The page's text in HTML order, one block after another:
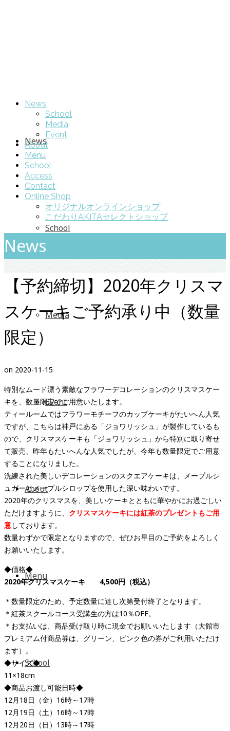
News
School
Media
Event
About
Menu
School
News
School
Media
Event
About
Menu
School
Access
Contact
Online Shop
オリジナルオンラインショップ
こだわりAKITAセレクトショップ
News
【予約締切】2020年クリスマ
スケーキご予約承り中（数量
限定）
on 2020-11-15
特別なムード漂う素敵なフラワーデコレーションのクリスマスケー
キを、数量限定でご用意いたします。
ティールームではフラワーモチーフのカップケーキがたいへん人気
ですが、こちらは神戸にある「ジョワリッシュ」が製作しているも
ので、クリスマスケーキも「ジョワリッシュ」から特別に取り寄せ
て販売、昨年もたいへんな人気でしたが、今年も数量限定でご用意
することになりました。
洗練された美しいデコレーションのスクエアケーキは、メープルシ
ュガーとメープルシロップを使用した深い味わいです。
2020年のクリスマスを、美しいケーキとともに華やかにお過ごしい
ただけますように、 クリスマスケーキには紅茶のプレゼントもご用
意しております。
数量わずかで限定となりますので、ぜひお早目のご予約をよろしく
お願いいたします。
◆価格◆
2020年クリスマスケーキ 4,500円（税込）
＊数量限定のため、予定数量に達し次第受付終了となります。
＊紅茶スクールコース受講生の方は10％OFF。
＊お支払いは、商品受け取り時に現金でお願いいたします（大館市
プレミアム付商品券は、グリーン、ピンク色の券がご利用いただけ
ます）。
◆サイズ◆
11×18cm
◆商品お渡し可能日時◆
12月18日（金）16時～17時
12月19日（土）16時～17時
12月20日（日）13時～17時